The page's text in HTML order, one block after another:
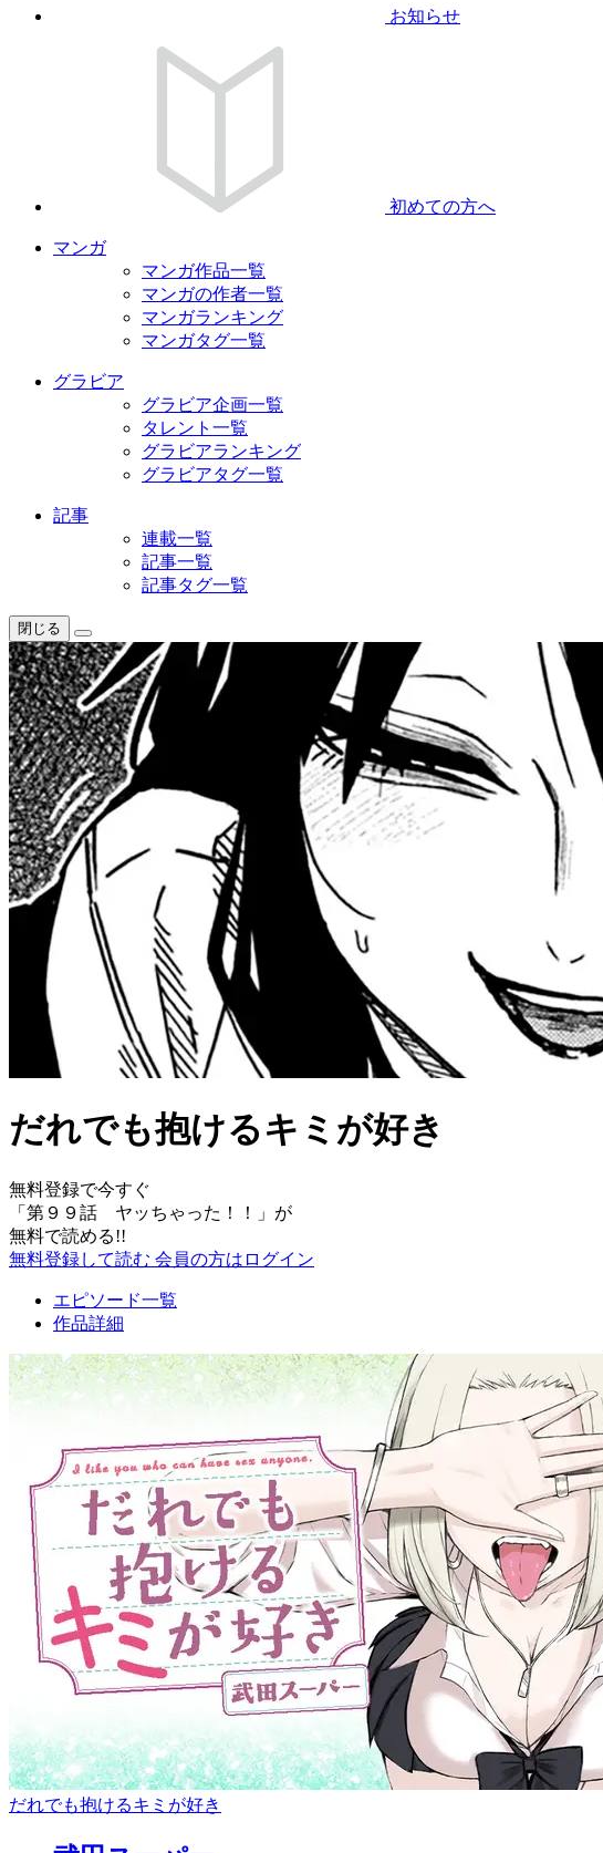
お知らせ
初めての方へ
マンガ
マンガ作品一覧
マンガの作者一覧
マンガランキング
マンガタグ一覧
グラビア
グラビア企画一覧
タレント一覧
グラビアランキング
グラビアタグ一覧
記事
連載一覧
記事一覧
記事タグ一覧
閉じる
だれでも抱けるキミが好き
無料登録で今すぐ
「 第９９話 ヤッちゃった！！
」が
無料で読める!!
無料登録して読む 会員の方はログイン
エピソード一覧
作品詳細
だれでも抱けるキミが好き